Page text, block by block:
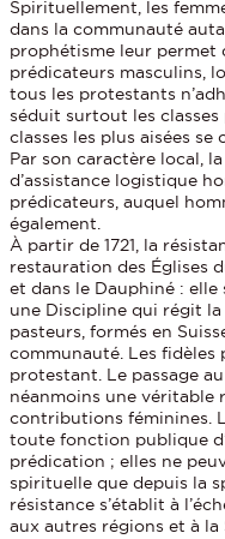
Spirituellement, les
dans la communauté
prophétisme leur permet
prédicateurs masculins,
tous les protestants
séduit surtout les classes
classes les plus aisées
Par son caractère local,
d’assistance logistique
prédicateurs, auquel
également.
À partir de 1721, la
restauration des Églises
et dans le Dauphiné :
une Discipline qui régit
pasteurs, formés en
communauté. Les fidèles
protestant. Le passage
néanmoins une
contributions féminines.
toute fonction publique
prédication ; elles ne
spirituelle que depuis la
résistance s’établit à
aux autres régions et à